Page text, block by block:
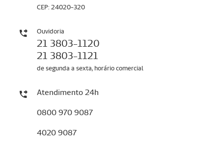
CEP: 24020-320
Ouvidoria
21 3803-1120
21 3803-1121
de segunda a sexta, horário comercial
Atendimento 24h
0800 970 9087
4020 9087